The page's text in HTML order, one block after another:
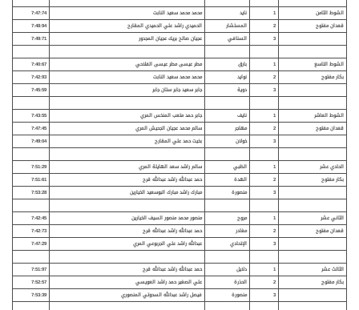
الشوط الثامن 1 نايد محمد محمد سعيد النابت
7:47:74
قعدان مفتوح
2 المستشار الحميدي راشد علي الحميدي المقارح
7:48:94
3
السنافي عجيان صالح بريك عجيان المجدور 7:49:71
الشوط التاسع 1 بارق مطر عيسى مطر عيسى الفلاحي
7:40:67
بكار مفتوح
2 نوايد محمد محمد سعيد النابت
7:42:93
3
دوية جابر سعيد جابر ستان جابر 7:45:59
الشوط العاشر 1 نايف جابر حمد متعب المنخس المري
7:43:55
قعدان مفتوح
2 مهاجر سالم محمد عجيان الجحيش المري
7:47:45
3
خولان بخيت حمد علي المقارح 7:49:04
الحادي عشر 1 الظبي سالم راشد سعد الهايلة المري
7:51:29
بكار مفتوح
2 الهدة حمد عبدالله راشد عبدالله قرح
7:51:61
3
منصورة مبارك راشد مبارك البوسعيد الخيارين 7:53:28
الثاني عشر 1 مروح منصور محمد منصور السيف الخيارين
7:42:45
قعدان مفتوح
2 مغادر حمد عبدالله راشد عبدالله قرح
7:42:73
3
الإتحادي عبدالله راشد علي الجربوعي المري 7:47:29
الثالث عشر 1 دلايل حمد عبدالله راشد عبدالله قرح
7:51:97
بكار مفتوح
2 الحذرة علي الصغير حمد راشد العويسي
7:52:57
3
منصورة فيصل راشد عبدالله السحوتي المنصوري 7:53:39